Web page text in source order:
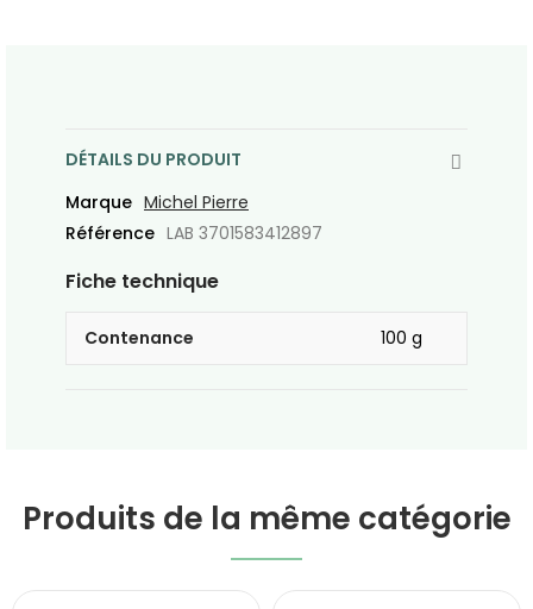
DÉTAILS DU PRODUIT
Marque Michel Pierre
Référence LAB 3701583412897
Fiche technique
Contenance 100 g
Produits de la même catégorie